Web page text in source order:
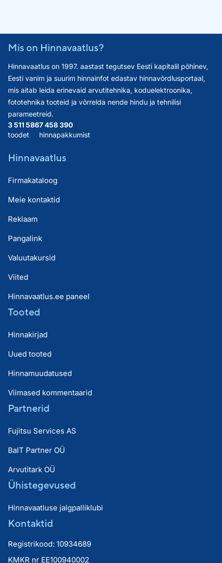
Mis on Hinnavaatlus?
Hinnavaatlus on 1997. aastast tegutsev Eesti kapitalil põhinev,
Eesti vanim ja suurim hinnainfot edastav hinnavõrdlusportaal,
mis aitab leida erinevaid arvutitehnika, koduelektroonika,
fototehnika tooteid ja võrrelda nende hindu ja tehnilisi
parameetreid.
3 511 586
toodet
7 458 390
hinnapakkumist
Hinnavaatlus
Firmakataloog
Meie kontaktid
Reklaam
Pangalink
Valuutakursid
Viited
Hinnavaatlus.ee paneel
Tooted
Hinnakirjad
Uued tooted
Hinnamuudatused
Viimased kommentaarid
Partnerid
Fujitsu Services AS
BaIT Partner OÜ
Arvutitark OÜ
Ühistegevused
Hinnavaatluse jalgpalliklubi
Kontaktid
Registrikood: 10934689
KMKR nr EE100940002